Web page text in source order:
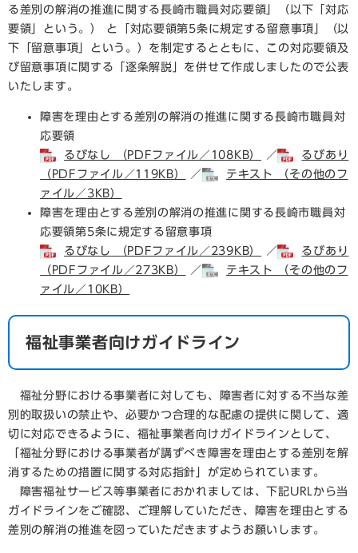
る差別の解消の推進に関する長崎市職員対応要領」（以下「対応
要領」という。） と「対応要領第5条に規定する留意事項」（以
下「留意事項」という。）を制定するとともに、この対応要領及
び留意事項に関する「逐条解説」を併せて作成しましたので公表
いたします。
障害を理由とする差別の解消の推進に関する長崎市職員対
応要領
るびなし （PDFファイル／108KB）
／
るびあり
（PDFファイル／119KB）
／
テキスト （その他のフ
ァイル／3KB）
障害を理由とする差別の解消の推進に関する長崎市職員対
応要領第5条に規定する留意事項
るびなし （PDFファイル／239KB）
／
るびあり
（PDFファイル／273KB）
／
テキスト （その他のフ
ァイル／10KB）
福祉事業者向けガイドライン
福祉分野における事業者に対しても、障害者に対する不当な差
別的取扱いの禁止や、必要かつ合理的な配慮の提供に関して、適
切に対応できるように、福祉事業者向けガイドラインとして、
「福祉分野における事業者が講ずべき障害を理由とする差別を解
消するための措置に関する対応指針」が定められています。
障害福祉サービス等事業者におかれましては、下記URLから当
ガイドラインをご確認、ご理解していただき、障害を理由とする
差別の解消の推進を図っていただきますようお願いします。